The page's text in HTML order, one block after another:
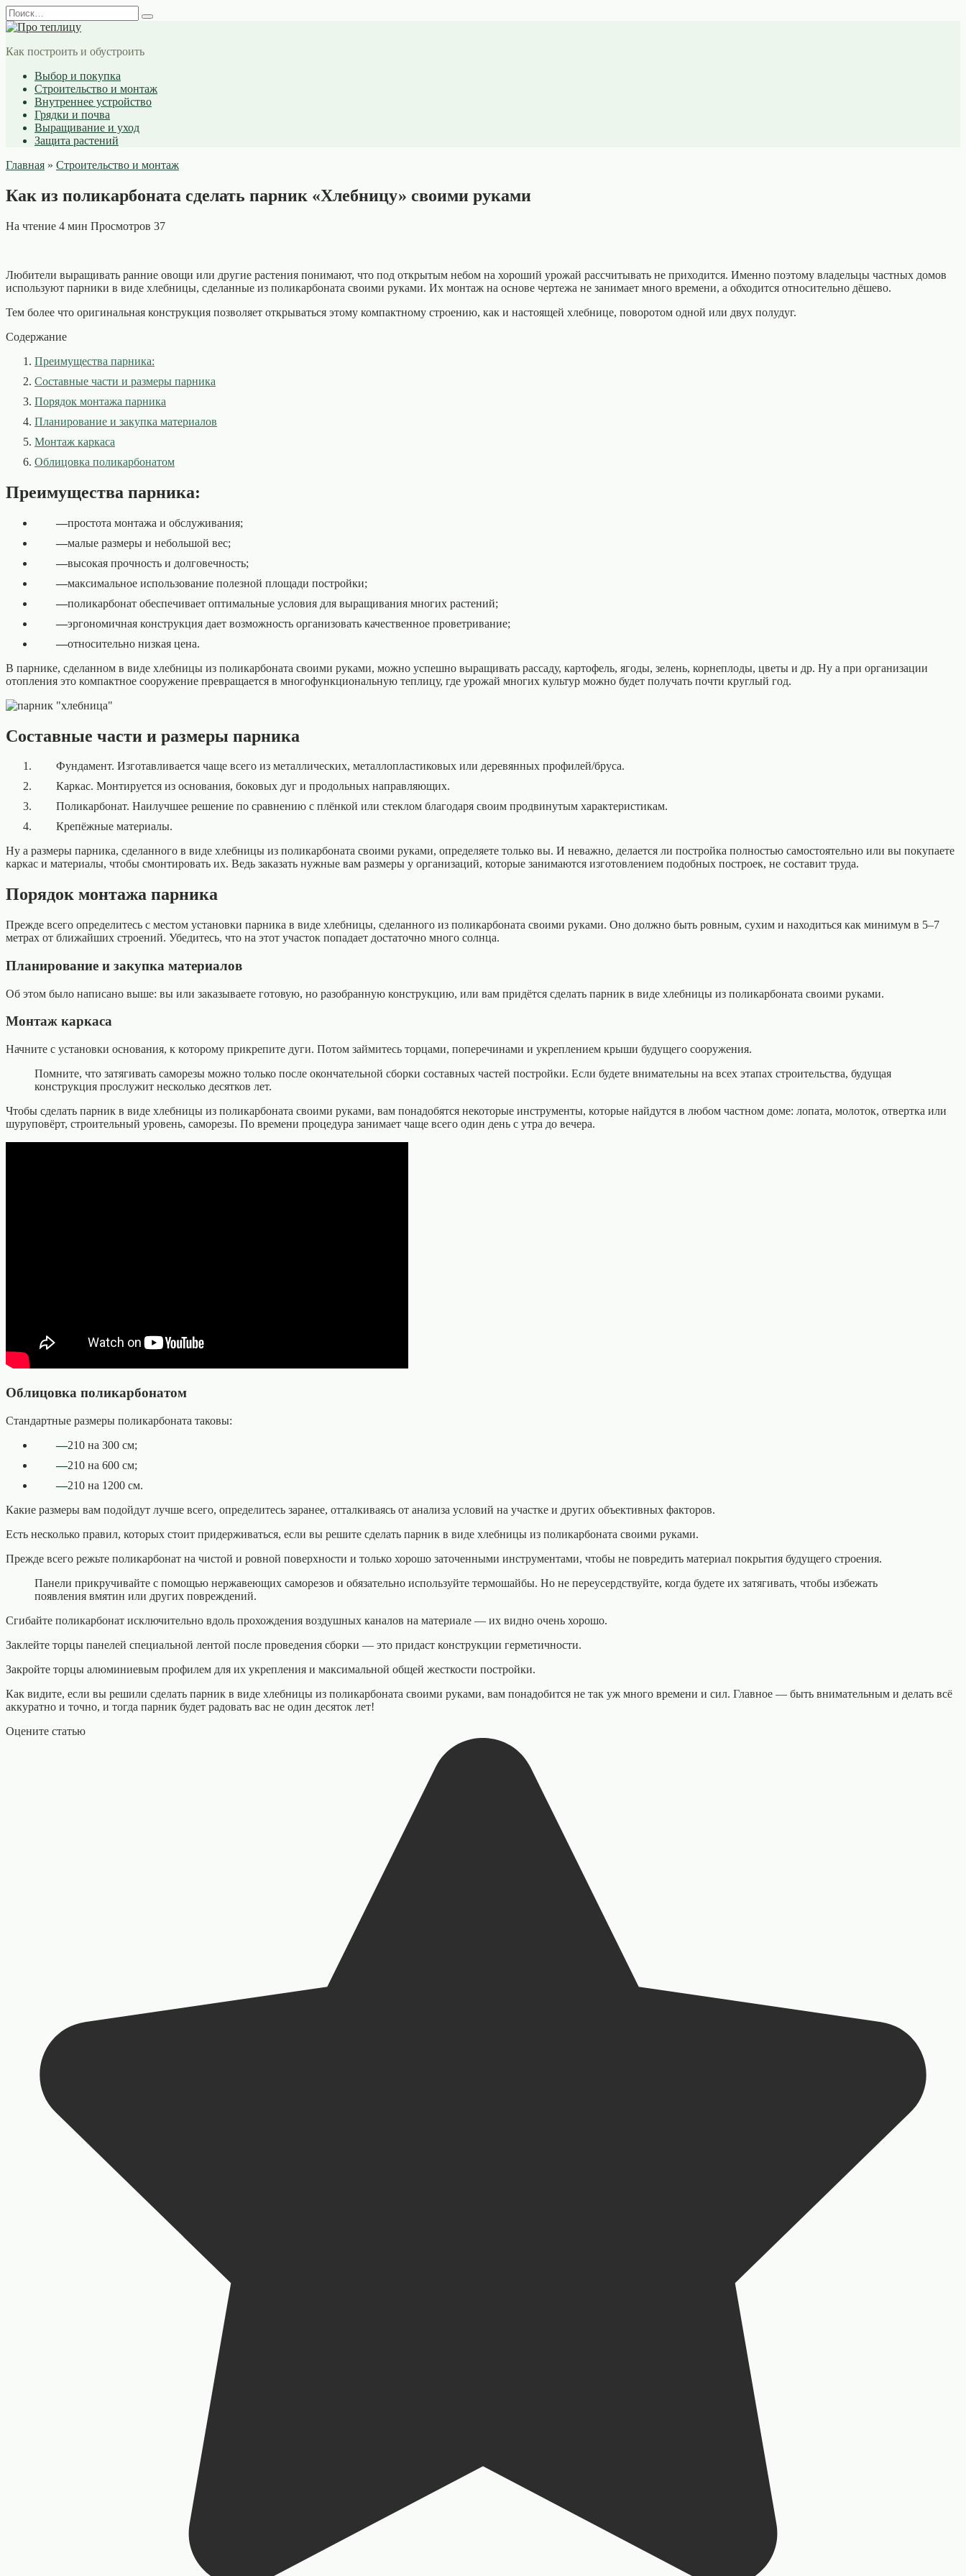
Перейти
к
содержанию
Search
for:
Как построить и обустроить
Выбор и покупка
Строительство и монтаж
Внутреннее устройство
Грядки и почва
Выращивание и уход
Защита растений
Главная » Строительство и монтаж
Как из поликарбоната сделать парник «Хлебницу» своими руками
На чтение 4 мин Просмотров 37
Любители выращивать ранние овощи или другие растения понимают, что под открытым небом на хороший урожай рассчитывать не приходится. Именно поэтому владельцы частных домов
используют парники в виде хлебницы, сделанные из поликарбоната своими руками. Их монтаж на основе чертежа не занимает много времени, а обходится относительно дёшево.
Тем более что оригинальная конструкция позволяет открываться этому компактному строению, как и настоящей хлебнице, поворотом одной или двух полудуг.
Содержание
Преимущества парника:
Составные части и размеры парника
Порядок монтажа парника
Планирование и закупка материалов
Монтаж каркаса
Облицовка поликарбонатом
Преимущества парника:
простота монтажа и обслуживания;
малые размеры и небольшой вес;
высокая прочность и долговечность;
максимальное использование полезной площади постройки;
поликарбонат обеспечивает оптимальные условия для выращивания многих растений;
эргономичная конструкция дает возможность организовать качественное проветривание;
относительно низкая цена.
В парнике, сделанном в виде хлебницы из поликарбоната своими руками, можно успешно выращивать рассаду, картофель, ягоды, зелень, корнеплоды, цветы и др. Ну а при организации
отопления это компактное сооружение превращается в многофункциональную теплицу, где урожай многих культур можно будет получать почти круглый год.
Составные части и размеры парника
Фундамент. Изготавливается чаще всего из металлических, металлопластиковых или деревянных профилей/бруса.
Каркас. Монтируется из основания, боковых дуг и продольных направляющих.
Поликарбонат. Наилучшее решение по сравнению с плёнкой или стеклом благодаря своим продвинутым характеристикам.
Крепёжные материалы.
Ну а размеры парника, сделанного в виде хлебницы из поликарбоната своими руками, определяете только вы. И неважно, делается ли постройка полностью самостоятельно или вы покупаете
каркас и материалы, чтобы смонтировать их. Ведь заказать нужные вам размеры у организаций, которые занимаются изготовлением подобных построек, не составит труда.
Порядок монтажа парника
Прежде всего определитесь с местом установки парника в виде хлебницы, сделанного из поликарбоната своими руками. Оно должно быть ровным, сухим и находиться как минимум в 5–7
метрах от ближайших строений. Убедитесь, что на этот участок попадает достаточно много солнца.
Планирование и закупка материалов
Об этом было написано выше: вы или заказываете готовую, но разобранную конструкцию, или вам придётся сделать парник в виде хлебницы из поликарбоната своими руками.
Монтаж каркаса
Начните с установки основания, к которому прикрепите дуги. Потом займитесь торцами, поперечинами и укреплением крыши будущего сооружения.
Помните, что затягивать саморезы можно только после окончательной сборки составных частей постройки. Если будете внимательны на всех этапах строительства, будущая
конструкция прослужит несколько десятков лет.
Чтобы сделать парник в виде хлебницы из поликарбоната своими руками, вам понадобятся некоторые инструменты, которые найдутся в любом частном доме: лопата, молоток, отвертка или
шуруповёрт, строительный уровень, саморезы. По времени процедура занимает чаще всего один день с утра до вечера.
Облицовка поликарбонатом
Стандартные размеры поликарбоната таковы:
210 на 300 см;
210 на 600 см;
210 на 1200 см.
Какие размеры вам подойдут лучше всего, определитесь заранее, отталкиваясь от анализа условий на участке и других объективных факторов.
Есть несколько правил, которых стоит придерживаться, если вы решите сделать парник в виде хлебницы из поликарбоната своими руками.
Прежде всего режьте поликарбонат на чистой и ровной поверхности и только хорошо заточенными инструментами, чтобы не повредить материал покрытия будущего строения.
Панели прикручивайте с помощью нержавеющих саморезов и обязательно используйте термошайбы. Но не переусердствуйте, когда будете их затягивать, чтобы избежать
появления вмятин или других повреждений.
Сгибайте поликарбонат исключительно вдоль прохождения воздушных каналов на материале — их видно очень хорошо.
Заклейте торцы панелей специальной лентой после проведения сборки — это придаст конструкции герметичности.
Закройте торцы алюминиевым профилем для их укрепления и максимальной общей жесткости постройки.
Как видите, если вы решили сделать парник в виде хлебницы из поликарбоната своими руками, вам понадобится не так уж много времени и сил. Главное — быть внимательным и делать всё
аккуратно и точно, и тогда парник будет радовать вас не один десяток лет!
Оцените статью